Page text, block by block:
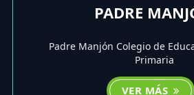
PADRE
Padre Manjón Colegio de
Primaria
VER MÁS